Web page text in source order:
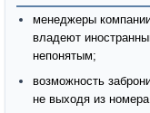
менеджеры
владеют
непонятым;
возможность
не выходя из